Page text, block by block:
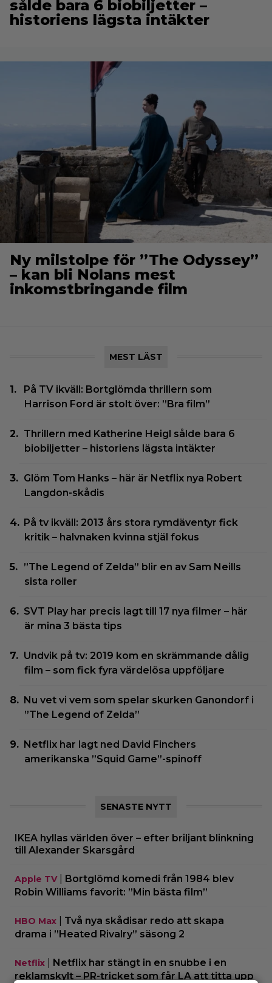
sålde bara 6 biobiljetter –
historiens lägsta intäkter
Ny milstolpe för ”The Odyssey”
– kan bli Nolans mest
inkomstbringande film
MEST LÄST
På TV ikväll: Bortglömda thrillern som
Harrison Ford är stolt över: ”Bra film”
Thrillern med Katherine Heigl sålde bara 6
biobiljetter – historiens lägsta intäkter
Glöm Tom Hanks – här är Netflix nya Robert
Langdon-skådis
På tv ikväll: 2013 års stora rymdäventyr fick
kritik – halvnaken kvinna stjäl fokus
”The Legend of Zelda” blir en av Sam Neills
sista roller
SVT Play har precis lagt till 17 nya filmer – här
är mina 3 bästa tips
Undvik på tv: 2019 kom en skrämmande dålig
film – som fick fyra värdelösa uppföljare
Nu vet vi vem som spelar skurken Ganondorf i
”The Legend of Zelda”
Netflix har lagt ned David Finchers
amerikanska ”Squid Game”-spinoff
SENASTE NYTT
IKEA hyllas världen över – efter briljant blinkning
till Alexander Skarsgård
Apple TV| Bortglömd komedi från 1984 blev
Robin Williams favorit: ”Min bästa film”
HBO Max
Två nya skådisar redo att skapa
drama i ”Heated Rivalry” säsong 2
Netflix
Netflix har stängt in en snubbe i en
reklamskylt – PR-tricket som får LA att titta upp